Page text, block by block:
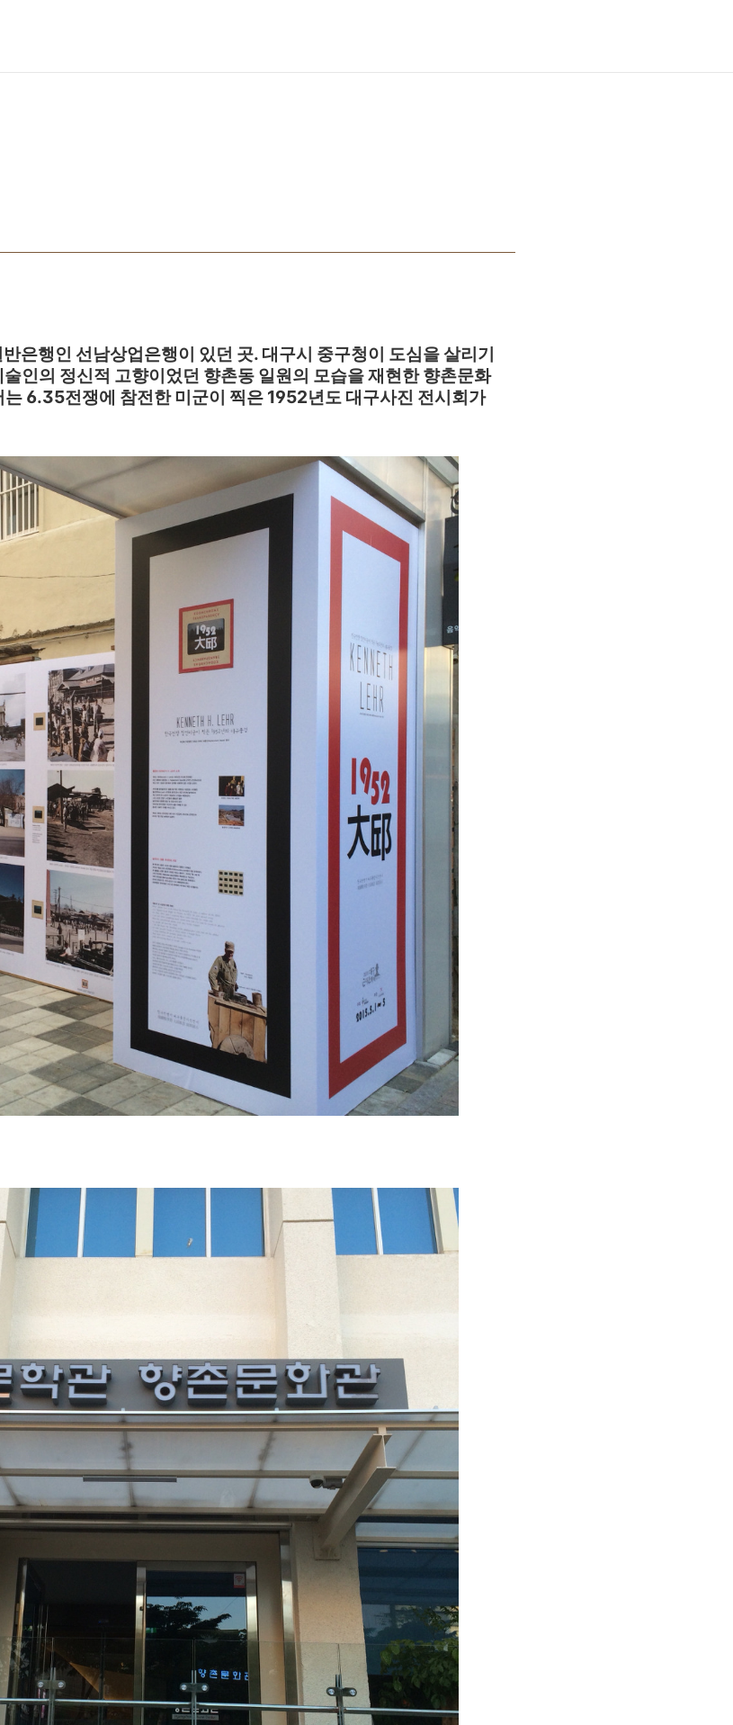
은행인 선남상업은행이 있던 곳. 대구시 중구청이 도심을 살리기
인의 정신적 고향이었던 향촌동 일원의 모습을 재현한 향촌문화
6.35전쟁에 참전한 미군이 찍은 1952년도 대구사진 전시회가